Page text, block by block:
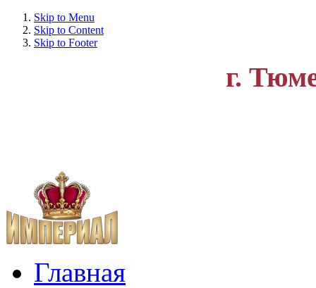
Skip to Menu
Skip to Content
Skip to Footer
г.
Главная